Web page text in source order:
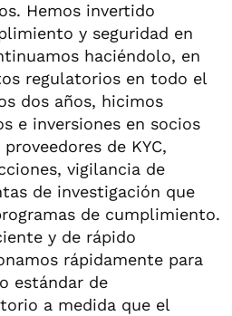
Hemos invertido
y seguridad en
haciéndolo, en
regulatorios en todo el
dos años, hicimos
e inversiones en socios
de KYC,
vigilancia de
de investigación que
de cumplimiento.
y de rápido
rápidamente para
estándar de
a medida que el